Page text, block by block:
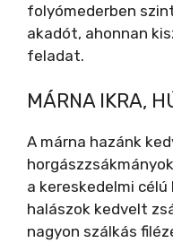
folyómederben
akadót, ahonnan
feladat.
MÁRNA IKRA,
A márna hazánk
a kereskedelmi
halászok kedvelt
nagyon szálkás